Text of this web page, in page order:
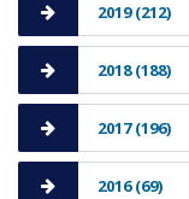
2019 (212)
2018 (188)
2017 (196)
2016 (69)